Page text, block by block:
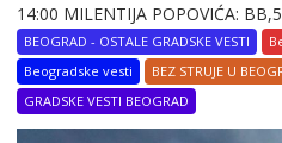
14:00 MILENTIJA POPOVIĆA:
BEOGRAD - OSTALE GRADSKE VESTI
Beogradske vesti
BEZ STRUJE U
GRADSKE VESTI BEOGRAD